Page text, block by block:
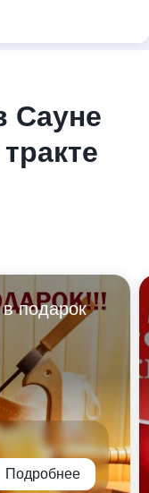
Сауне
подарок
Подробнее